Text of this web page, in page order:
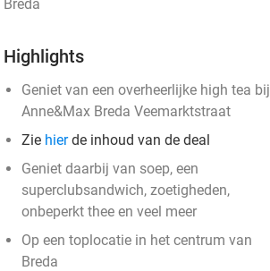
Breda
Highlights
Geniet van een overheerlijke high tea bij
Anne&Max Breda Veemarktstraat
Zie hierde inhoud van de deal
Geniet daarbij van soep, een
superclubsandwich, zoetigheden,
onbeperkt thee en veel meer
Op een toplocatie in het centrum van
Breda